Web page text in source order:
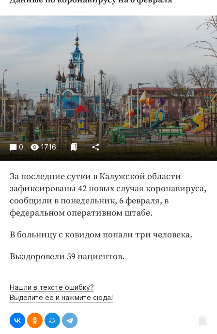
Криминал
Недвижимость и ЖКХ
Образование
Общество
Погода
Праздники
Происшествия
Спорт
Экономика и бизнес
ПРОЕКТЫ
Блоги
Издания
Медиаперсона
Интересное чтиво
Клиника года
Работодатель года
0 1716
За последние сутки в Калужской области
зафиксированы 42 новых случая коронавируса,
сообщили в понедельник, 6 февраля, в
федеральном оперативном штабе.
В больницу с ковидом попали три человека.
Выздоровели 59 пациентов.
Нашли в тексте ошибку?
Выделите её и нажмите сюда!